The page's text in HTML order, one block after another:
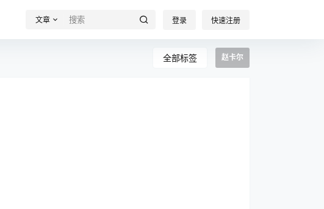
文章 登录 快速注册
全部标签 赵卡尔